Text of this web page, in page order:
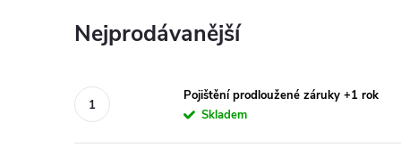
Nejprodávanější
Pojištění prodloužené záruky +1 rok
Skladem